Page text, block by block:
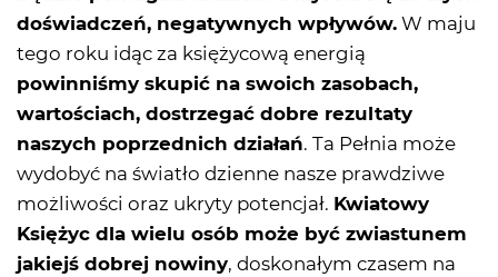
doświadczeń, negatywnych wpływów. W maju
tego roku idąc za księżycową energią
powinniśmy skupić na swoich zasobach,
wartościach, dostrzegać dobre rezultaty
naszych poprzednich działań. Ta Pełnia może
wydobyć na światło dzienne nasze prawdziwe
możliwości oraz ukryty potencjał. Kwiatowy
Księżyc dla wielu osób może być zwiastunem
jakiejś dobrej nowiny, doskonałym czasem na